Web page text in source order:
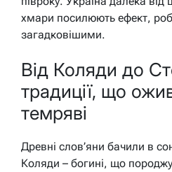
хмари посилюють ефект,
загадковішими.
Від Коляди до
традиції, що
темряві
Древні слов’яни бачили в
Коляди – богині, що